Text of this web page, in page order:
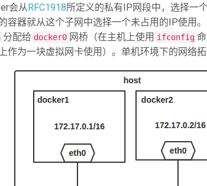
会从RFC1918所定义的私有IP网段中，选择一
容器就从这个子网中选择一个未占用的IP使用
分配给 docker0 网桥（在主机上使用 ifconfig
作为一块虚拟网卡使用）。单机环境下的网络